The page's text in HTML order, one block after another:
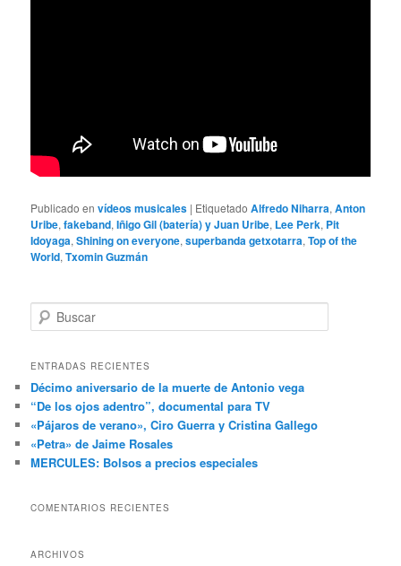
Publicado en vídeos musicales | Etiquetado Alfredo Niharra,Anton
Uribe,fakeband,Iñigo Gil (batería) y Juan Uribe, Lee Perk, Pit
Idoyaga,Shining on everyone,superbanda getxotarra,Top of the
World,Txomin Guzmán
u
c
r
ENTRADAS RECIENTES
Décimo aniversario de la muerte de Antonio vega
“De los ojos adentro”, documental para TV
«Pájaros de verano», Ciro Guerra y Cristina Gallego
«Petra» de Jaime Rosales
MERCULES: Bolsos a precios especiales
COMENTARIOS RECIENTES
ARCHIVOS